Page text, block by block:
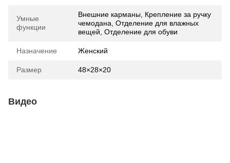
Умные
функции
Внешние карманы, Крепление за ручку
чемодана, Отделение для влажных
вещей, Отделение для обуви
Назначение Женский
Размер 48×28×20
Видео